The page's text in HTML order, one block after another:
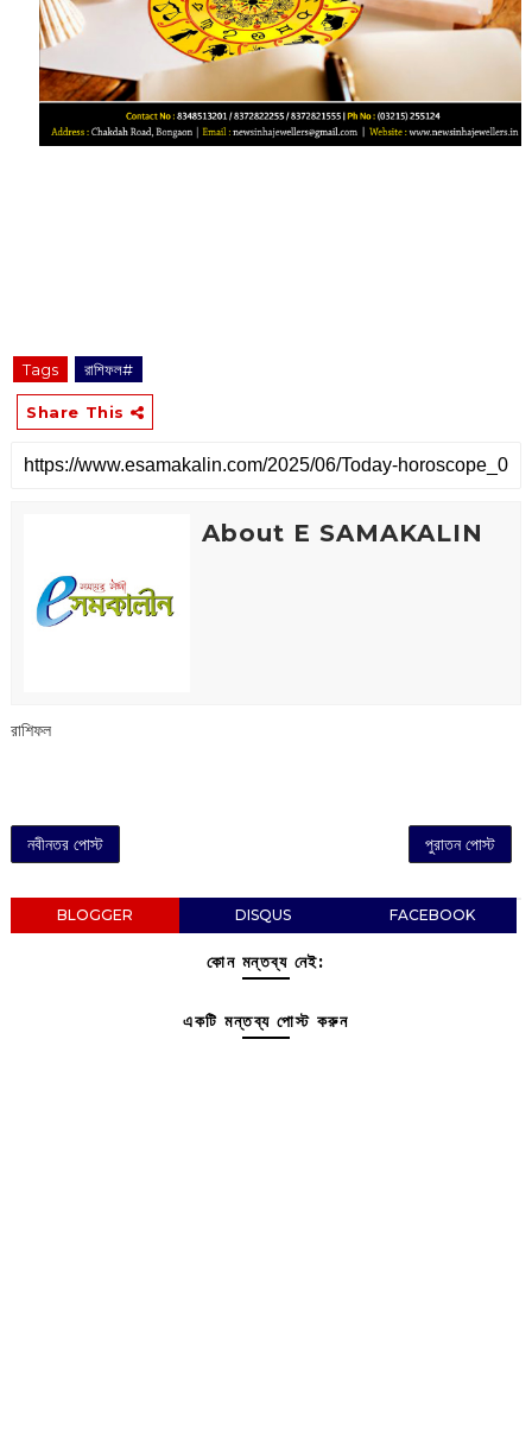
Tags রাশিফল#
Share This
About E SAMAKALIN
রাশিফল
নবীনতর পোস্ট পুরাতন পোস্ট
BLOGGER DISQUS FACEBOOK
কোন মন্তব্য নেই:
একটি মন্তব্য পোস্ট করুন